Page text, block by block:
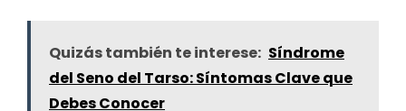
Quizás también te interese: Síndrome
del Seno del Tarso: Síntomas Clave que
Debes Conocer